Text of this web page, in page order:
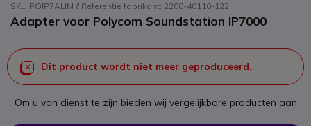
SKU POIP7ALIM // Referentie fabrikant: 2200-40110-122
Adapter voor Polycom Soundstation IP7000
Dit product wordt niet meer geproduceerd.
Om u van dienst te zijn bieden wij vergelijkbare producten aan